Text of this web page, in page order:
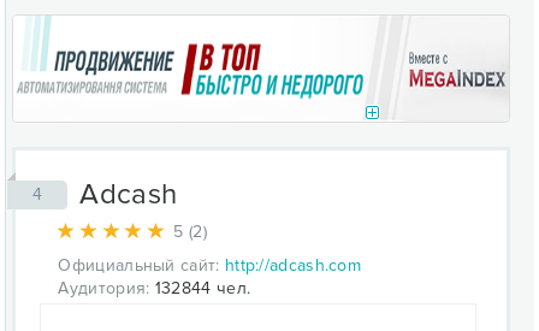
4 Adcash
5 (2)
Официальный сайт: http://adcash.com
Аудитория: 132844 чел.